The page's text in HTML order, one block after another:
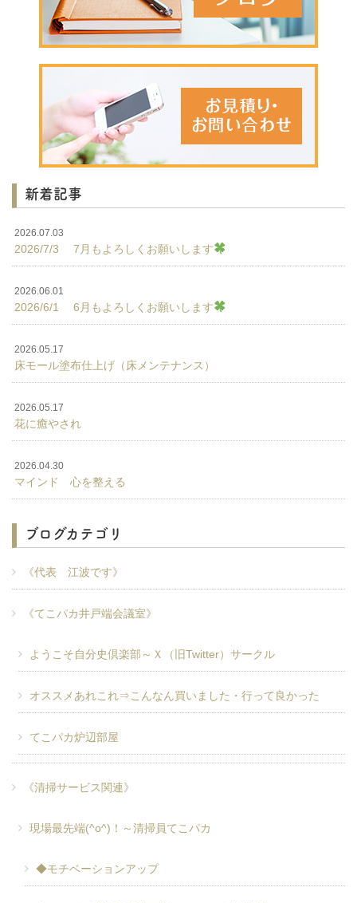
新着記事
2026.07.03
2026/7/3 7月もよろしくお願いします
2026.06.01
2026/6/1 6月もよろしくお願いします
2026.05.17
床モール塗布仕上げ（床メンテナンス）
2026.05.17
花に癒やされ
2026.04.30
マインド 心を整える
ブログカテゴリ
《代表 江波です》
《てこパカ井戸端会議室》
ようこそ自分史倶楽部～Ｘ（旧Twitter）サークル
オススメあれこれ⇒こんなん買いました・行って良かった
てこパカ炉辺部屋
《清掃サービス関連》
現場最先端(^o^)！～清掃員てこパカ
◆モチベーションアップ